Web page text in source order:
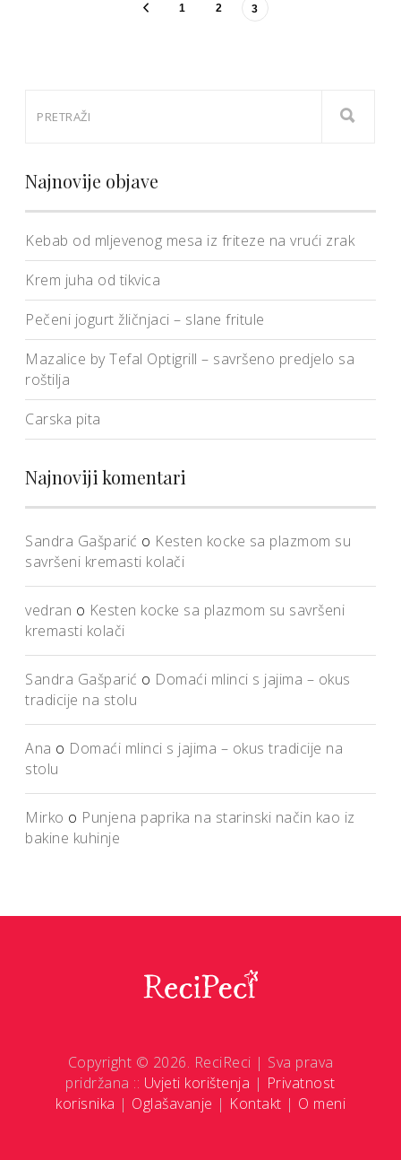
1 2 3
Najnovije objave
Kebab od mljevenog mesa iz friteze na vrući zrak
Krem juha od tikvica
Pečeni jogurt žličnjaci – slane fritule
Mazalice by Tefal Optigrill – savršeno predjelo sa
roštilja
Carska pita
Najnoviji komentari
Sandra Gašparić o Kesten kocke sa plazmom su
savršeni kremasti kolači
vedran o Kesten kocke sa plazmom su savršeni
kremasti kolači
Sandra Gašparić o Domaći mlinci s jajima – okus
tradicije na stolu
Ana o Domaći mlinci s jajima – okus tradicije na
stolu
Mirko o Punjena paprika na starinski način kao iz
bakine kuhinje
Copyright © 2026. ReciReci | Sva prava
pridržana :: Uvjeti korištenja | Privatnost
korisnika | Oglašavanje | Kontakt | O meni